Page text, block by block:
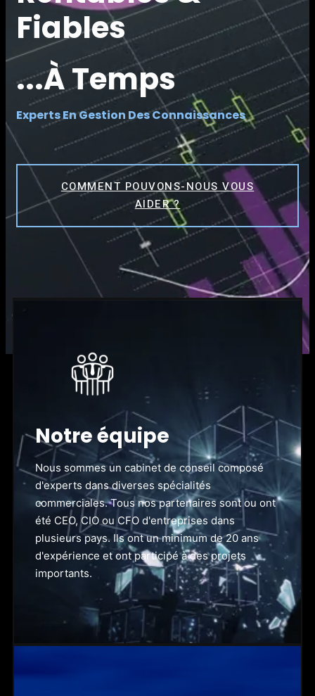
Fiables
...à Temps
Experts En Gestion Des Connaissances
COMMENT POUVONS-NOUS VOUS
AIDER ?
Notre équipe
Nous sommes un cabinet de conseil composé
d'experts dans diverses spécialités
commerciales. Tous nos partenaires sont ou ont
été CEO, CIO ou CFO d'entreprises dans
plusieurs pays. Ils ont un minimum de 20 ans
d'expérience et ont participé à des projets
importants.